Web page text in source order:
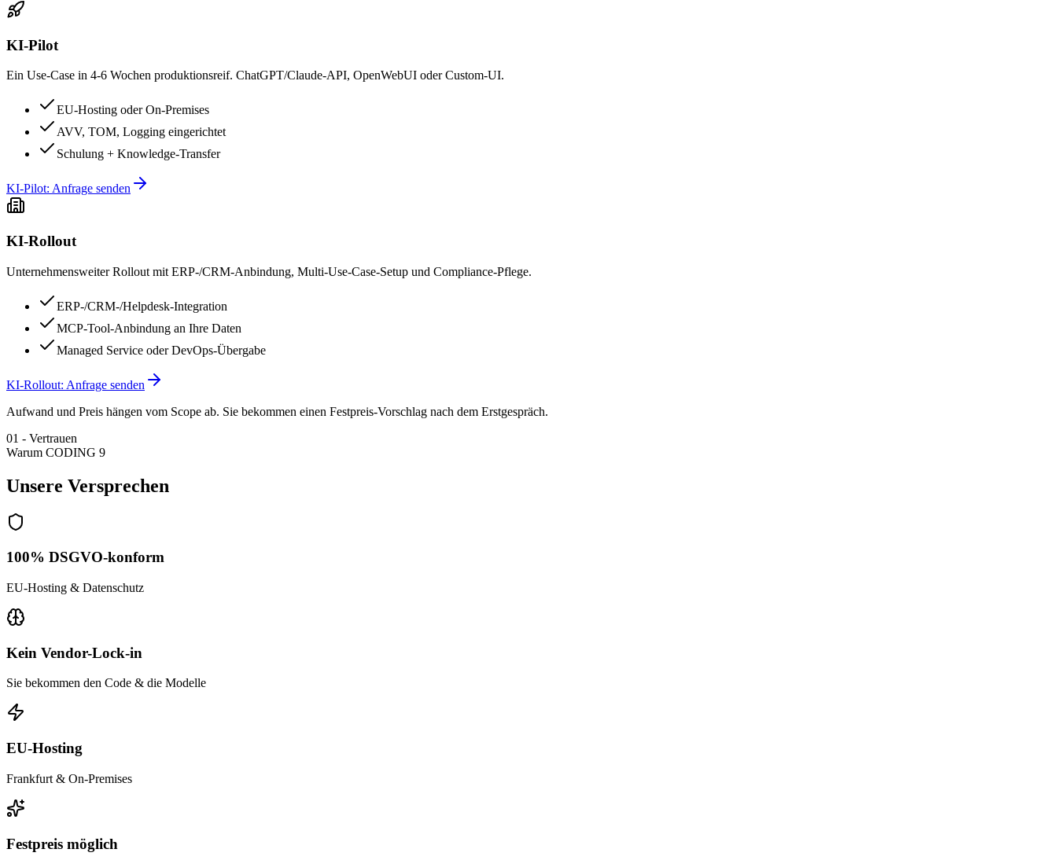
KI-Pilot
Ein Use-Case in 4-6 Wochen produktionsreif. ChatGPT/Claude-API, OpenWebUI oder Custom-UI.
EU-Hosting oder On-Premises
AVV, TOM, Logging eingerichtet
Schulung + Knowledge-Transfer
KI-Pilot: Anfrage senden
KI-Rollout
Unternehmensweiter Rollout mit ERP-/CRM-Anbindung, Multi-Use-Case-Setup und Compliance-Pflege.
ERP-/CRM-/Helpdesk-Integration
MCP-Tool-Anbindung an Ihre Daten
Managed Service oder DevOps-Übergabe
KI-Rollout: Anfrage senden
Aufwand und Preis hängen vom Scope ab. Sie bekommen einen Festpreis-Vorschlag nach dem Erstgespräch.
01 - Vertrauen
Warum CODING 9
Unsere Versprechen
100% DSGVO-konform
EU-Hosting & Datenschutz
Kein Vendor-Lock-in
Sie bekommen den Code & die Modelle
EU-Hosting
Frankfurt & On-Premises
Festpreis möglich